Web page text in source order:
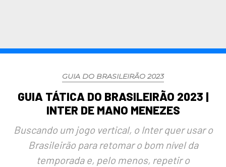
GUIA DO BRASILEIRÃO 2023
GUIA TÁTICA DO BRASILEIRÃO 2023 |
INTER DE MANO MENEZES
Buscando um jogo vertical, o Inter quer usar o
Brasileirão para retomar o bom nível da
temporada e, pelo menos, repetir o